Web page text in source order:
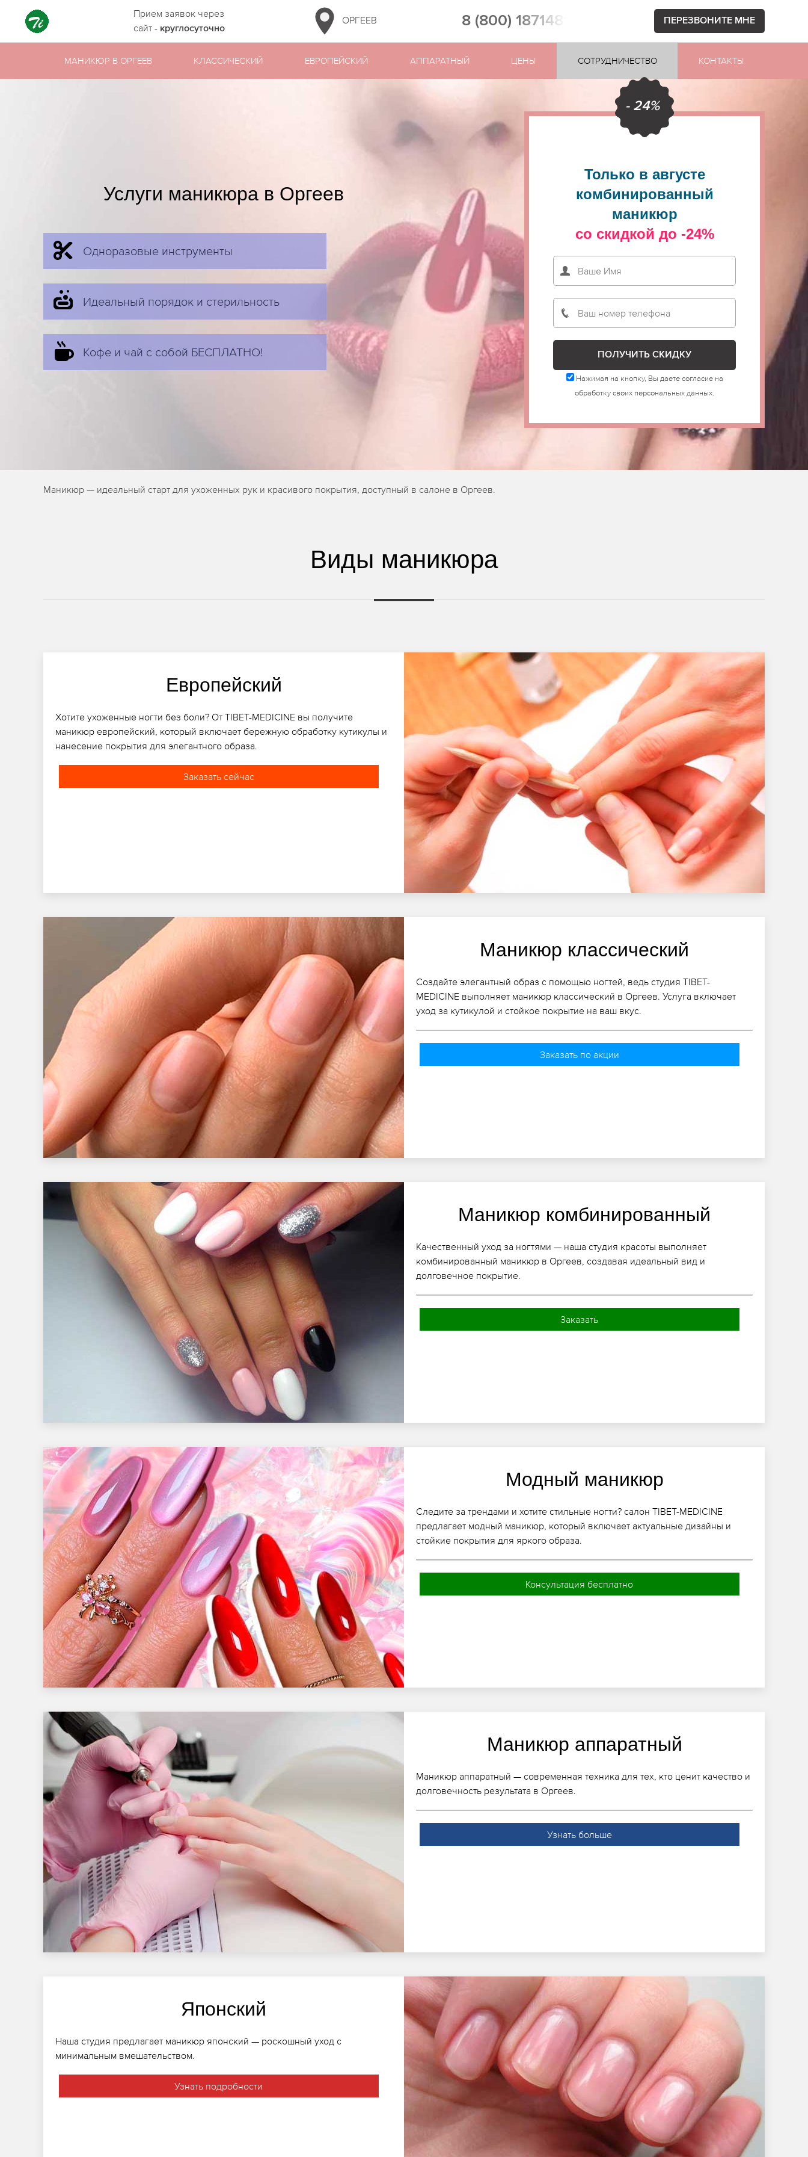
Прием заявок через
сайт - круглосуточно
ОРГЕЕВ 8 (800) 1871481 ПЕРЕЗВОНИТЕ МНЕ
МАНИКЮР В ОРГЕЕВ КЛАССИЧЕСКИЙ ЕВРОПЕЙСКИЙ АППАРАТНЫЙ ЦЕНЫ СОТРУДНИЧЕСТВО КОНТАКТЫ
Услуги маникюра в Оргеев
Одноразовые инструменты
Идеальный порядок и стерильность
Кофе и чай с собой БЕСПЛАТНО!
- 24%
Только в августе
комбинированный
маникюр
со скидкой до -24%
Нажимая на кнопку, Вы даете согласие на
обработку своих персональных данных.
Маникюр — идеальный старт для ухоженных рук и красивого покрытия, доступный в салоне в Оргеев.
Виды маникюра
Европейский
Хотите ухоженные ногти без боли? От TIBET-MEDICINE вы получите
маникюр европейский, который включает бережную обработку кутикулы и
нанесение покрытия для элегантного образа.
Заказать сейчас
Маникюр классический
Создайте элегантный образ с помощью ногтей, ведь студия TIBET-
MEDICINE выполняет маникюр классический в Оргеев. Услуга включает
уход за кутикулой и стойкое покрытие на ваш вкус.
Заказать по акции
Маникюр комбинированный
Качественный уход за ногтями — наша студия красоты выполняет
комбинированный маникюр в Оргеев, создавая идеальный вид и
долговечное покрытие.
Заказать
Модный маникюр
Следите за трендами и хотите стильные ногти? салон TIBET-MEDICINE
предлагает модный маникюр, который включает актуальные дизайны и
стойкие покрытия для яркого образа.
Консультация бесплатно
Маникюр аппаратный
Маникюр аппаратный — современная техника для тех, кто ценит качество и
долговечность результата в Оргеев.
Узнать больше
Японский
Наша студия предлагает маникюр японский — роскошный уход с
минимальным вмешательством.
Узнать подробности